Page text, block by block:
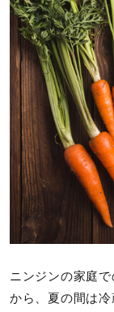
ニンジンの家庭
から、夏の間は